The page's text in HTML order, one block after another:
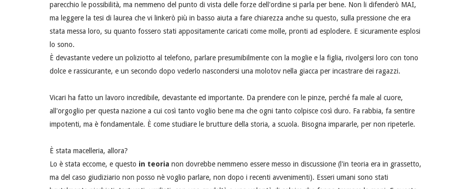
parecchio le possibilità, ma nemmeno del punto di vista delle forze dell'ordine si parla per bene. Non li difenderò MAI,
ma leggere la tesi di laurea che vi linkerò più in basso aiuta a fare chiarezza anche su questo, sulla pressione che era
stata messa loro, su quanto fossero stati appositamente caricati come molle, pronti ad esplodere. E sicuramente esplosi
lo sono.
È devastante vedere un poliziotto al telefono, parlare presumibilmente con la moglie e la figlia, rivolgersi loro con tono
dolce e rassicurante, e un secondo dopo vederlo nascondersi una molotov nella giacca per incastrare dei ragazzi.
Vicari ha fatto un lavoro incredibile, devastante ed importante. Da prendere con le pinze, perché fa male al cuore,
all'orgoglio per questa nazione a cui così tanto voglio bene ma che ogni tanto colpisce così duro. Fa rabbia, fa sentire
impotenti, ma è fondamentale. È come studiare le brutture della storia, a scuola. Bisogna impararle, per non ripeterle.
È stata macelleria, allora?
Lo è stata eccome, e questo in teoria non dovrebbe nemmeno essere messo in discussione (l'in teoria era in grassetto,
ma del caso giudiziario non posso nè voglio parlare, non dopo i recenti avvenimenti). Esseri umani sono stati